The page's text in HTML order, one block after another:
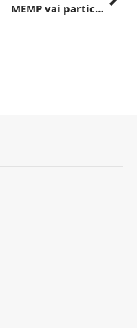
MEMP vai participar da maior feira internacional de artesanato da América Latina